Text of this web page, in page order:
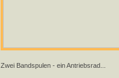
Zwei Bandspulen - ein Antriebsrad...